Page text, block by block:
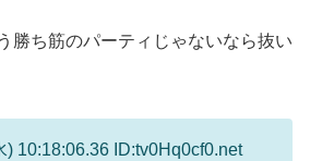
勝ち筋のパーティじゃないなら抜い
) 10:18:06.36 ID:tv0Hq0cf0.net